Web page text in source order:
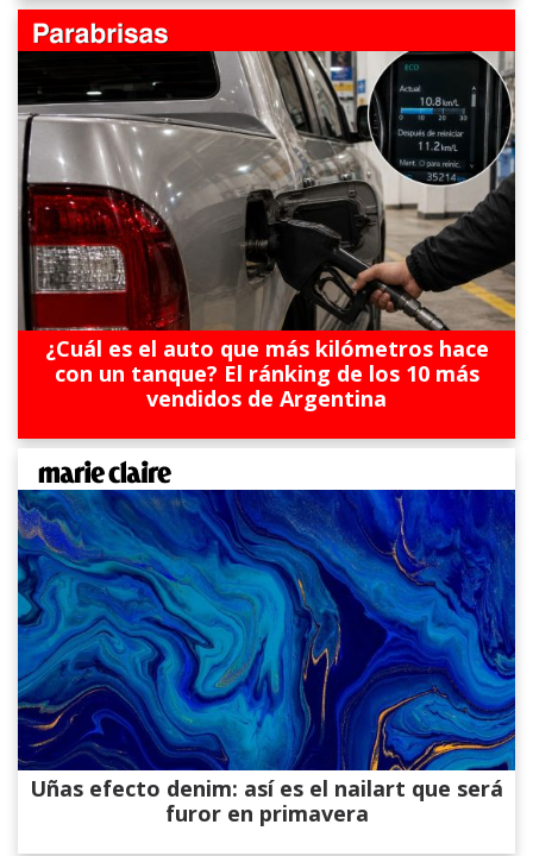
¿Cuál es el auto que más kilómetros hace
con un tanque? El ránking de los 10 más
vendidos de Argentina
Uñas efecto denim: así es el nailart que será
furor en primavera